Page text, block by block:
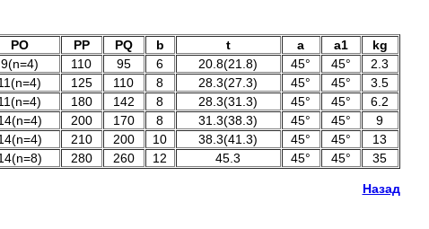
PO PP PQ b t a a1
kg
9(n=4) 110 95 6 20.8(21.8) 45° 45°
2.3
125 110 8 28.3(27.3) 45° 45°
3.5
180 142 8 28.3(31.3) 45° 45°
6.2
200 170 8 31.3(38.3) 45° 45°
9
210 200 10 38.3(41.3) 45° 45°
13
280 260 12 45.3 45° 45° 35
Назад